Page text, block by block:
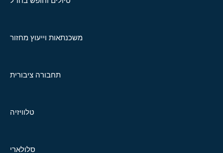
משכנתאות וייעוץ מחזור
תחבורה ציבורית
טלוויזיה
סלולארי